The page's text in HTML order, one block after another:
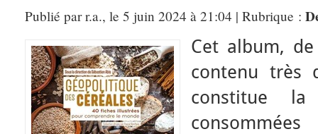
Publié par r.a., le 5 juin 2024 à 21:04 | Rubrique :
Cet album,
contenu très
constitue